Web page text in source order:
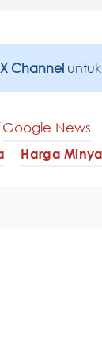
Channel
Google News
Harga